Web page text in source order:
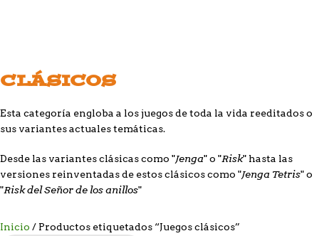
CLÁSICOS
Esta categoría engloba a los juegos de toda la vida reeditados o
sus variantes actuales temáticas.
Desde las variantes clásicas como "Jenga" o "Risk" hasta las
versiones reinventadas de estos clásicos como "Jenga Tetris" o
"Risk del Señor de los anillos"
Inicio Productos etiquetados “Juegos clásicos”